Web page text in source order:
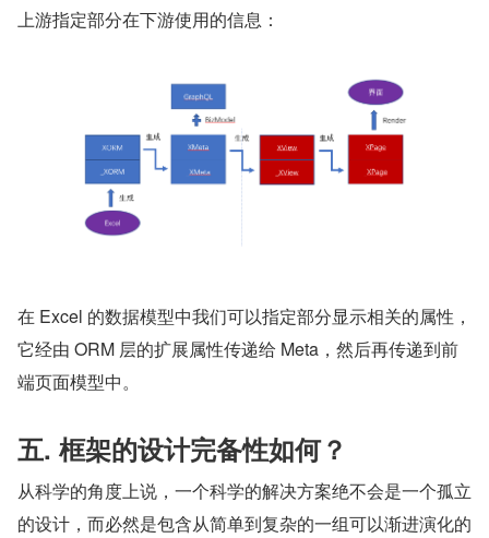
上游指定部分在下游使用的信息：
在 Excel 的数据模型中我们可以指定部分显示相关的属性，
它经由 ORM 层的扩展属性传递给 Meta，然后再传递到前
端页面模型中。
五. 框架的设计完备性如何？
从科学的角度上说，一个科学的解决方案绝不会是一个孤立
的设计，而必然是包含从简单到复杂的一组可以渐进演化的